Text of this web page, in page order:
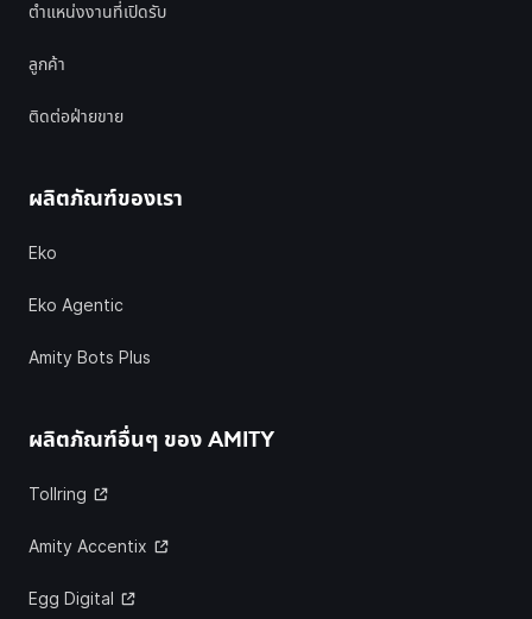
ตำแหน่งงานที่เปิดรับ
ลูกค้า
ติดต่อฝ่ายขาย
ผลิตภัณฑ์ของเรา
Eko
Eko Agentic
Amity Bots Plus
ผลิตภัณฑ์อื่นๆ ของ AMITY
Tollring
Amity Accentix
Egg Digital